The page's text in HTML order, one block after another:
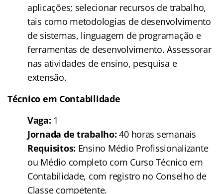
aplicações; selecionar recursos de trabalho,
tais como metodologias de desenvolvimento
de sistemas, linguagem de programação e
ferramentas de desenvolvimento. Assessorar
nas atividades de ensino, pesquisa e
extensão.
Técnico em Contabilidade
Vaga: 1
Jornada de trabalho: 40 horas semanais
Requisitos: Ensino Médio Profissionalizante
ou Médio completo com Curso Técnico em
Contabilidade, com registro no Conselho de
Classe competente.